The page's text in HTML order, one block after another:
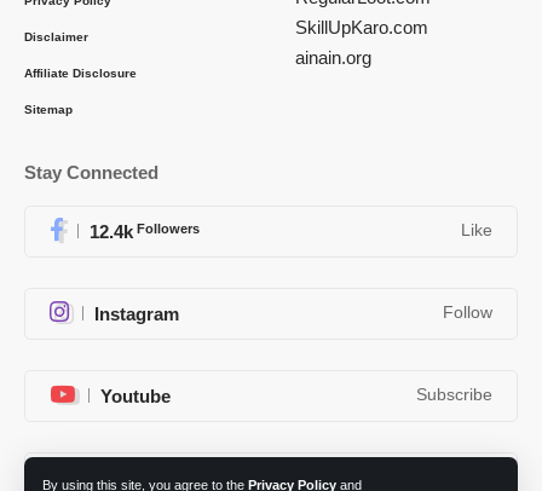
By using this site, you agree to the Privacy Policy and
Disclaimer
Affiliate Disclosure
Sitemap
SkillUpKaro.com
ainain.org
Stay Connected
12.4k Followers Like
Instagram Follow
Youtube Subscribe
Telegram